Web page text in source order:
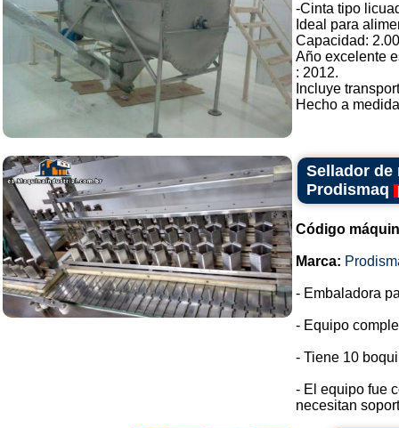
-Cinta tipo
Ideal para
Capacidad:
Año excelente
: 2012.
Incluye
Hecho a
Sellador de
Prodismaq
Código
Marca:
- Embaladora
- Equipo
- Tiene 10
- El equipo fue
necesitan